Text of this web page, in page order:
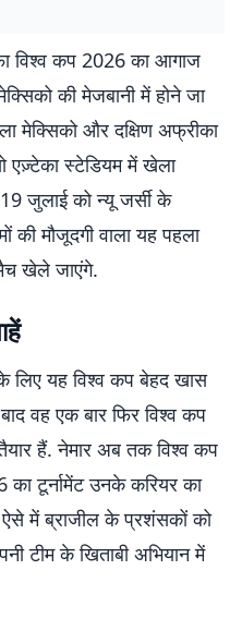
विश्व कप 2026 का आगाज
की मेजबानी में होने जा
मेक्सिको और दक्षिण अफ्रीका
एज़्टेका स्टेडियम में खेला
जुलाई को न्यू जर्सी के
की मौजूदगी वाला यह पहला
खेले जाएंगे.
लिए यह विश्व कप बेहद खास
वह एक बार फिर विश्व कप
हैं. नेमार अब तक विश्व कप
टूर्नामेंट उनके करियर का
में ब्राजील के प्रशंसकों को
टीम के खिताबी अभियान में